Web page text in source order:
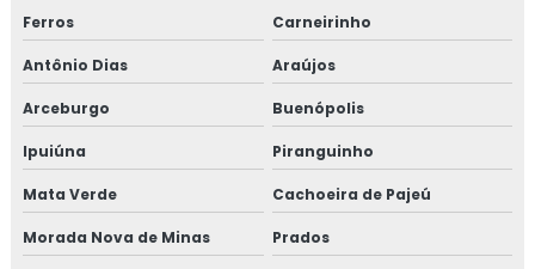
Ferros Carneirinho
Antônio Dias Araújos
Arceburgo Buenópolis
Ipuiúna Piranguinho
Mata Verde Cachoeira de Pajeú
Morada Nova de Minas Prados